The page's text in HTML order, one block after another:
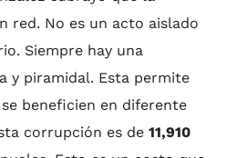
red. No es un acto aislado
Siempre hay una
y piramidal. Esta permite
beneficien en diferente
corrupción es de 11,910